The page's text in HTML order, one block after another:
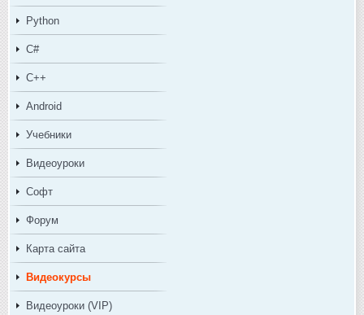
Python
C#
C++
Android
Учебники
Видеоуроки
Софт
Форум
Карта сайта
Видеокурсы
Видеоуроки (VIP)